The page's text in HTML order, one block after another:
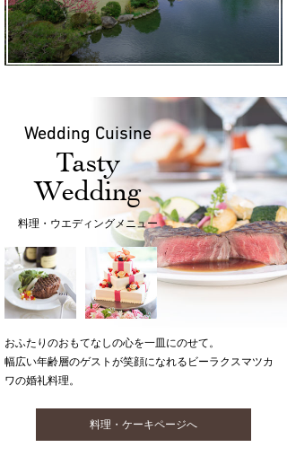
Wedding Cuisine
Tasty
Wedding
料理・ウエディングメニュー
おふたりのおもてなしの心を一皿にのせて。
幅広い年齢層のゲストが笑顔になれるビーラクスマツカ
ワの婚礼料理。
料理・ケーキページへ